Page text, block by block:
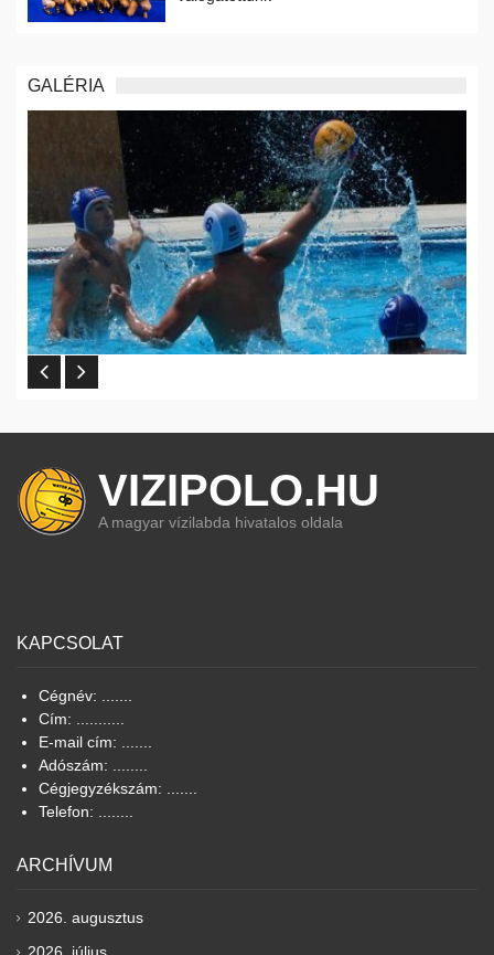
GALÉRIA
VIZIPOLO.HU
A magyar vízilabda hivatalos oldala
KAPCSOLAT
Cégnév: .......
Cím: ...........
E-mail cím: .......
Adószám: ........
Cégjegyzékszám: .......
Telefon: ........
ARCHÍVUM
2026. augusztus